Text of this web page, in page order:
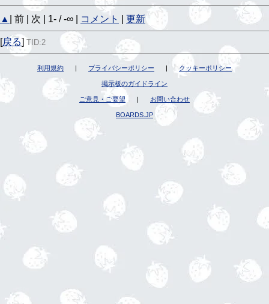
▲ | 前 | 次 | 1- / -∞ | コメント 更新
[戻る] TID:2
利用規約 | プライバシーポリシー | クッキーポリシー
掲示板のガイドライン
ご意見・ご要望 お問い合わせ
BOARDS.JP